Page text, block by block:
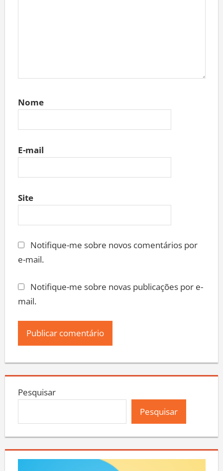
Nome
E-mail
Site
Notifique-me sobre novos comentários por
e-mail.
Notifique-me sobre novas publicações por e-
mail.
Pesquisar
Pesquisar